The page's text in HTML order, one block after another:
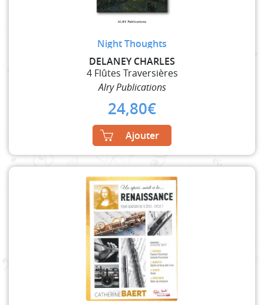
Night Thoughts
DELANEY CHARLES
4 Flûtes Traversières
Alry Publications
24,80€
Ajouter